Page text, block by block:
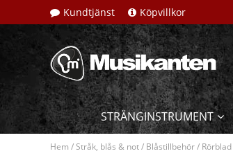
Kundtjänst Köpvillkor
STRÄNGINSTRUMENT
Hem /Stråk, blås & not/ Blåstillbehör/ Rörblad